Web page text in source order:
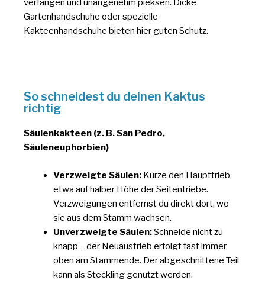
verfangen und unangenehm pieksen. Dicke
Gartenhandschuhe oder spezielle
Kakteenhandschuhe bieten hier guten Schutz.
So schneidest du deinen Kaktus
richtig
Säulenkakteen (z. B. San Pedro,
Säuleneuphorbien)
Verzweigte Säulen: Kürze den Haupttrieb
etwa auf halber Höhe der Seitentriebe.
Verzweigungen entfernst du direkt dort, wo
sie aus dem Stamm wachsen.
Unverzweigte Säulen:Schneide nicht zu
knapp – der Neuaustrieb erfolgt fast immer
oben am Stammende. Der abgeschnittene Teil
kann als Steckling genutzt werden.